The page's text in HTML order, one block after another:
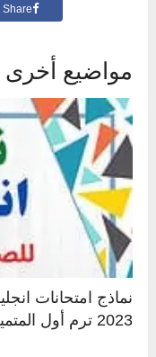
Share
مواضيع
نماذج امتحانات
2023 ترم أول المتميز الوزارة